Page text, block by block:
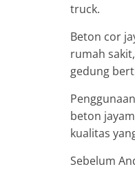
truck.
Beton cor
rumah
gedung
beton
kualitas
Sebelum